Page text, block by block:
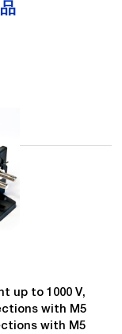
up to 1000 V,
with M5
with M5